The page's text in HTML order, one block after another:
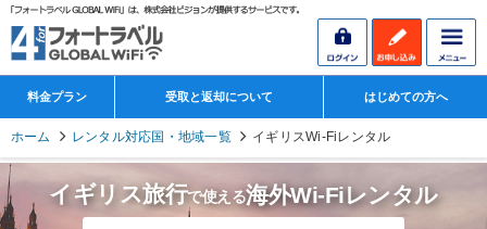
料金プラン 受取と返却について はじめての方へ
ホーム レンタル対応国・地域一覧 イギリスWi-Fiレンタル
イギリス旅行で使える海外Wi-Fiレンタル